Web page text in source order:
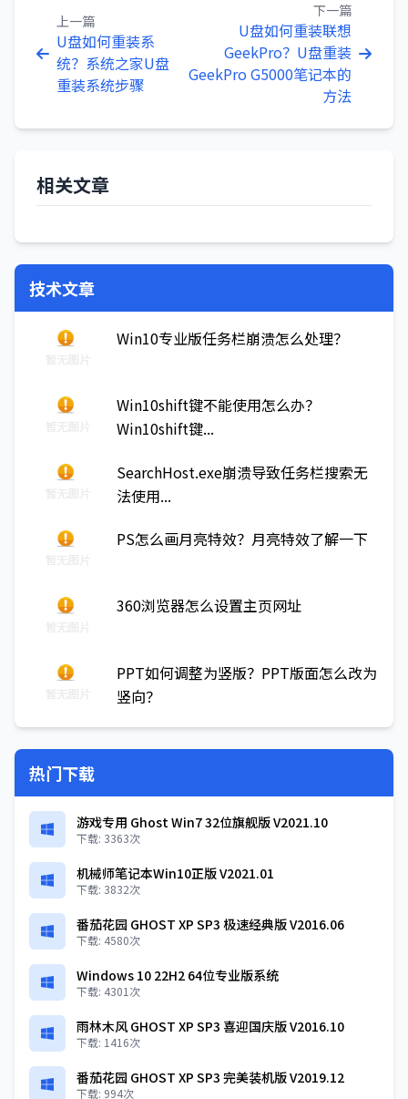
上一篇
U盘如何重装系
统？系统之家U盘
重装系统步骤
下一篇
U盘如何重装联想
GeekPro？U盘重装
GeekPro G5000笔记本的
方法
相关文章
技术文章
Win10专业版任务栏崩溃怎么处理？
Win10shift键不能使用怎么办？
Win10shift键...
SearchHost.exe崩溃导致任务栏搜索无
法使用...
PS怎么画月亮特效？月亮特效了解一下
360浏览器怎么设置主页网址
PPT如何调整为竖版？PPT版面怎么改为
竖向？
热门下载
游戏专用 Ghost Win7 32位旗舰版 V2021.10
下载: 3363次
机械师笔记本Win10正版 V2021.01
下载: 3832次
番茄花园 GHOST XP SP3 极速经典版 V2016.06
下载: 4580次
Windows 10 22H2 64位专业版系统
下载: 4301次
雨林木风 GHOST XP SP3 喜迎国庆版 V2016.10
下载: 1416次
番茄花园 GHOST XP SP3 完美装机版 V2019.12
下载: 994次